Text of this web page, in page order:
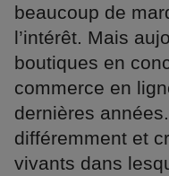
beaucoup de
l’intérêt. Mais
boutiques en
commerce en
dernières
différemment et
vivants dans